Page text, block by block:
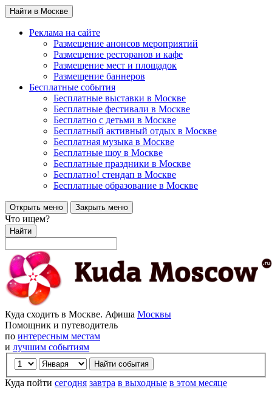
Найти в Москве
Реклама на сайте
Размещение анонсов мероприятий
Размещение ресторанов и кафе
Размещение мест и площадок
Размещение баннеров
Бесплатные события
Бесплатные выставки в Москве
Бесплатные фестивали в Москве
Бесплатно с детьми в Москве
Бесплатный активный отдых в Москве
Бесплатная музыка в Москве
Бесплатные шоу в Москве
Бесплатные праздники в Москве
Бесплатно! стендап в Москве
Бесплатные образование в Москве
Открыть меню Закрыть меню
Что ищем?
Найти
Куда сходить в Москве. Афиша Москвы
Помощник и путеводитель
по интересным местам
и лучшим событиям
Куда пойти сегодня завтра в выходные в этом месяце